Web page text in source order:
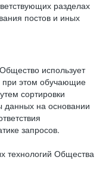
разделах
постов и иных
использует
этом обучающие
сортировки
данных на основании
запросов.
технологий Общества